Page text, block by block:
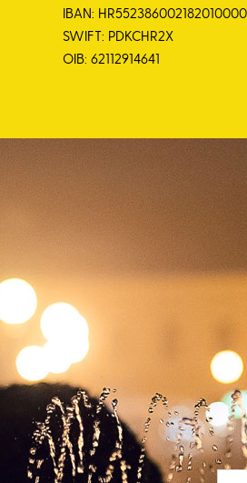
IBAN:
SWIFT: PDKCHR2X
OIB: 62112914641